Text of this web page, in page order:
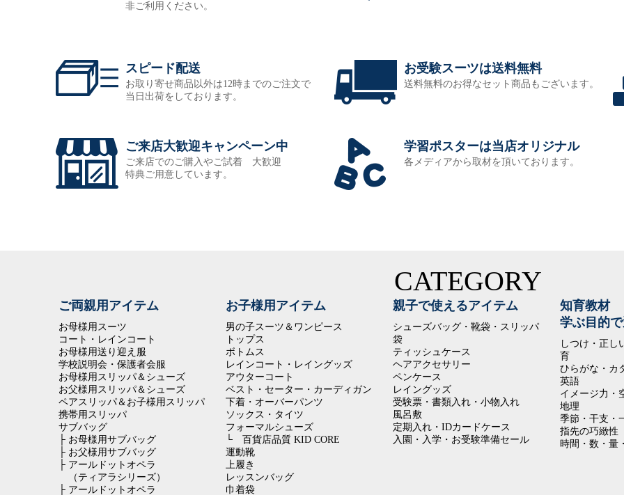
非ご利用ください。
スピード配送
お取り寄せ商品以外は12時までのご注文で
当日出荷をしております。
お受験スーツは送料無料
送料無料のお得なセット商品もございます。
ご来店大歓迎キャンペーン中
ご来店でのご購入やご試着 大歓迎
特典ご用意しています。
学習ポスターは当店オリジナル
各メディアから取材を頂いております。